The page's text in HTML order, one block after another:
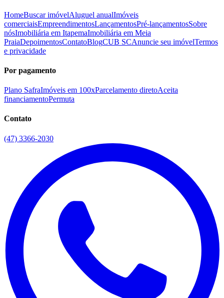
HomeBuscar imóvelAluguel anualImóveis
comerciaisEmpreendimentosLançamentosPré-lançamentosSobre
nósImobiliária em ItapemaImobiliária em Meia
PraiaDepoimentosContatoBlogCUB SCAnuncie seu imóvelTermos
e privacidade
Por pagamento
Plano SafraImóveis em 100xParcelamento diretoAceita
financiamentoPermuta
Contato
(47) 3366-2030